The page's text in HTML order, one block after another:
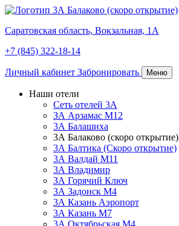
Саратовская область, Вокзальная, 1А
+7 (845) 322-18-14
Личный кабинет Забронировать Меню
Наши отели
Сеть отелей 3А
ЗА Арзамас М12
3А Балашиха
3А Балаково (скоро открытие)
3А Балтика (Скоро открытие)
3А Валдай М11
3А Владимир
ЗА Горячий Ключ
3А Задонск М4
3А Казань Аэропорт
3А Казань M7
3А Октябрьская М4